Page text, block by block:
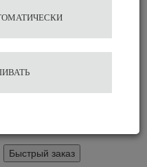
ZM
Быстрый заказ